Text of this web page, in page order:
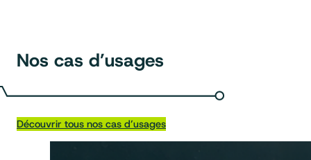
Nos cas d’usages
Découvrir tous nos cas d’usages